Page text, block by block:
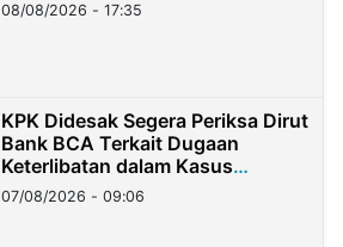
08/08/2026 - 17:35
KPK Didesak Segera Periksa Dirut
Bank BCA Terkait Dugaan
Keterlibatan dalam Kasus
Hilangnya Dana Nasabah Rp2,58
Miliar
07/08/2026 - 09:06